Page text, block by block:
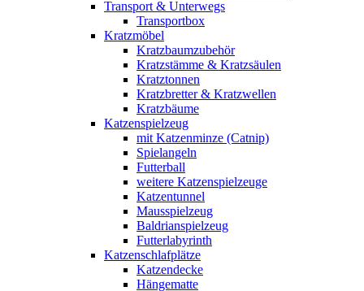
Transport & Unterwegs
Transportbox
Kratzmöbel
Kratzbaumzubehör
Kratzstämme & Kratzsäulen
Kratztonnen
Kratzbretter & Kratzwellen
Kratzbäume
Katzenspielzeug
mit Katzenminze (Catnip)
Spielangeln
Futterball
weitere Katzenspielzeuge
Katzentunnel
Mausspielzeug
Baldrianspielzeug
Futterlabyrinth
Katzenschlafplätze
Katzendecke
Hängematte